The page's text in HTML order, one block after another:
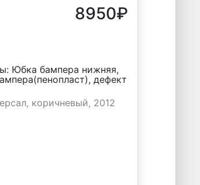
8950₽
Юбка бампера нижняя,
дефект
коричневый, 2012